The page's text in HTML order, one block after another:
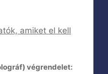
amiket el kell
végrendelet: